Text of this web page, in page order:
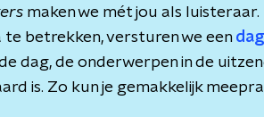
maken we mét jou als
betrekken, versturen we een
dag, de onderwerpen in de
is. Zo kun je gemakkelijk